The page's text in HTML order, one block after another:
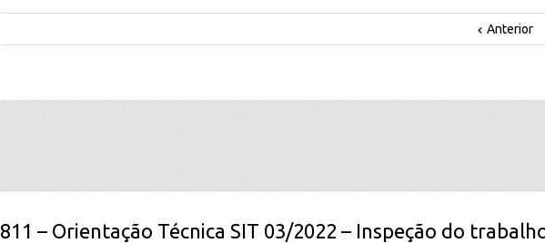
Anterior
811 – Orientação Técnica SIT 03/2022 – Inspeção do